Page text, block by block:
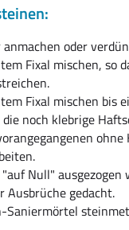
oder
Fixal mischen, so
Fixal mischen bis
noch klebrige
Null" ausgezogen
gedacht.
Saniermörtel